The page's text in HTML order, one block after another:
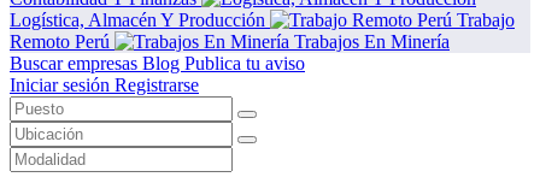
Logística, Almacén Y Producción
Trabajo
Remoto Perú
Trabajos En Minería
Buscar empresas Blog Publica tu aviso
Iniciar sesión Registrarse